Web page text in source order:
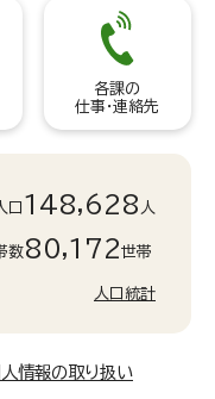
各課の
仕事・連絡先
口 148,628 人
数80,172世帯
人口統計
情報の取り扱い